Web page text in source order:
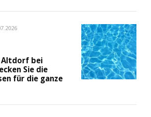
Altdorf bei
Sie die
für die ganze